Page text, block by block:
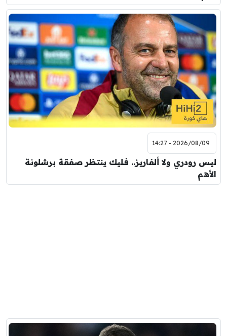
2026/08/09 - 14:27
ليس رودري ولا ألفاريز.. فليك ينتظر صفقة برشلونة
الأهم